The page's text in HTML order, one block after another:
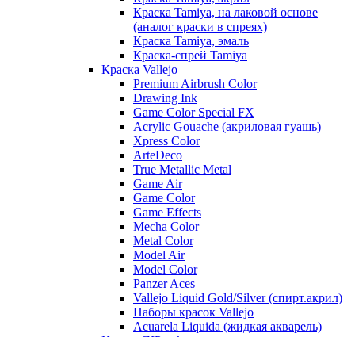
Краска Tamiya, на лаковой основе
(аналог краски в спреях)
Краска Tamiya, эмаль
Краска-спрей Tamiya
Краска Vallejo
Premium Airbrush Color
Drawing Ink
Game Color Special FX
Acrylic Gouache (акриловая гуашь)
Xpress Color
ArteDeco
True Metallic Metal
Game Air
Game Color
Game Effects
Mecha Color
Metal Color
Model Air
Model Color
Panzer Aces
Vallejo Liquid Gold/Silver (спирт.акрил)
Наборы красок Vallejo
Acuarela Liquida (жидкая акварель)